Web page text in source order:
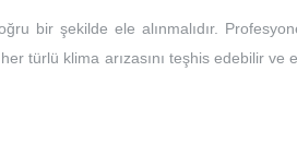
bir şekilde ele alınmalıdır.
türlü klima arızasını teşhis edebilir ve